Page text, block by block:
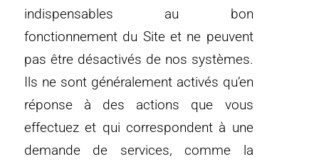
indispensables au bon
fonctionnement du Site et ne peuvent
pas être désactivés de nos systèmes.
Ils ne sont généralement activés qu’en
réponse à des actions que vous
effectuez et qui correspondent à une
demande de services, comme la